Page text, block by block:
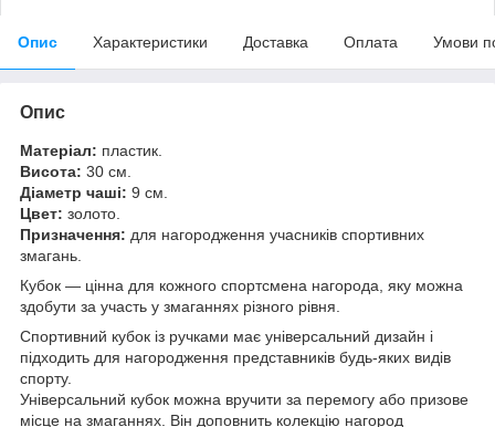
Опис Характеристики Доставка Оплата Умови
Опис
Матеріал: пластик.
Висота: 30 см.
Діаметр чаші: 9 см.
Цвет: золото.
Призначення: для нагородження учасників спортивних
змагань.
Кубок — цінна для кожного спортсмена нагорода, яку можна
здобути за участь у змаганнях різного рівня.
Спортивний кубок із ручками має універсальний дизайн і
підходить для нагородження представників будь-яких видів
спорту.
Універсальний кубок можна вручити за перемогу або призове
місце на змаганнях. Він доповнить колекцію нагород